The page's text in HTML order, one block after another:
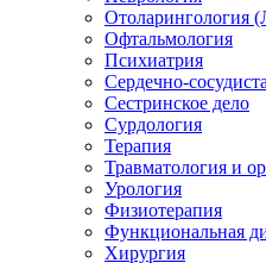
Отоларингология
Офтальмология
Психиатрия
Сердечно-
Сестринское дело
Сурдология
Терапия
Травматология и
Урология
Физиотерапия
Функциональная
Хирургия